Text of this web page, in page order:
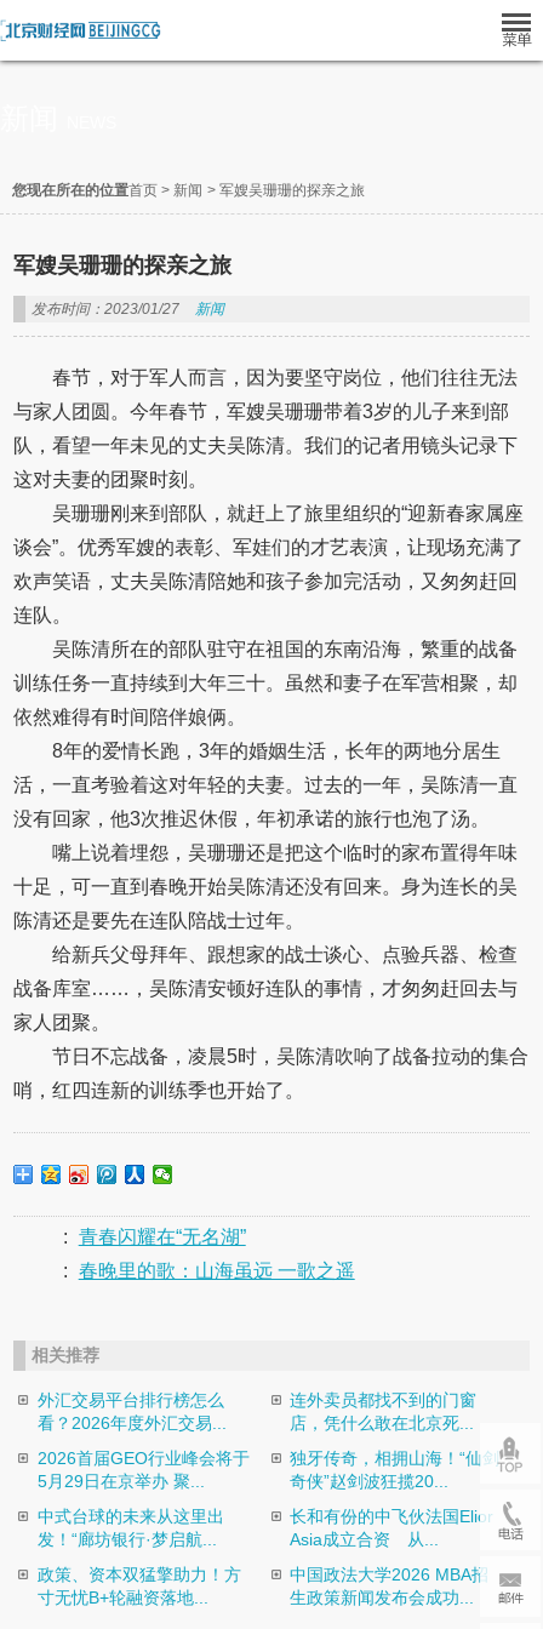
您现在所在的位置首页 > 新闻 > 军嫂吴珊珊的探亲之旅
军嫂吴珊珊的探亲之旅
发布时间：2023/01/27 新闻
春节，对于军人而言，因为要坚守岗位，他们往往无法
与家人团圆。今年春节，军嫂吴珊珊带着3岁的儿子来到部
队，看望一年未见的丈夫吴陈清。我们的记者用镜头记录下
这对夫妻的团聚时刻。
吴珊珊刚来到部队，就赶上了旅里组织的“迎新春家属座
谈会”。优秀军嫂的表彰、军娃们的才艺表演，让现场充满了
欢声笑语，丈夫吴陈清陪她和孩子参加完活动，又匆匆赶回
连队。
吴陈清所在的部队驻守在祖国的东南沿海，繁重的战备
训练任务一直持续到大年三十。虽然和妻子在军营相聚，却
依然难得有时间陪伴娘俩。
8年的爱情长跑，3年的婚姻生活，长年的两地分居生
活，一直考验着这对年轻的夫妻。过去的一年，吴陈清一直
没有回家，他3次推迟休假，年初承诺的旅行也泡了汤。
嘴上说着埋怨，吴珊珊还是把这个临时的家布置得年味
十足，可一直到春晚开始吴陈清还没有回来。身为连长的吴
陈清还是要先在连队陪战士过年。
给新兵父母拜年、跟想家的战士谈心、点验兵器、检查
战备库室……，吴陈清安顿好连队的事情，才匆匆赶回去与
家人团聚。
节日不忘战备，凌晨5时，吴陈清吹响了战备拉动的集合
哨，红四连新的训练季也开始了。
: 青春闪耀在“无名湖”
: 春晚里的歌：山海虽远 一歌之遥
相关推荐
外汇交易平台排行榜怎么
看？2026年度外汇交易...
连外卖员都找不到的门窗
店，凭什么敢在北京死...
2026首届GEO行业峰会将于
5月29日在京举办 聚...
独牙传奇，相拥山海！“仙剑
奇侠”赵剑波狂揽20...
中式台球的未来从这里出
发！“廊坊银行·梦启航...
长和有份的中飞伙法国Elior
Asia成立合资 从...
政策、资本双猛擎助力！方
寸无忧B+轮融资落地...
中国政法大学2026 MBA招
生政策新闻发布会成功...